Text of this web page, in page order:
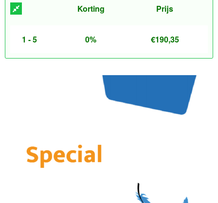
Korting Prijs
1 - 5 0% €190,35